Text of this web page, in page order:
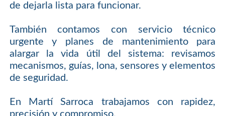
de dejarla lista para funcionar.
También contamos con servicio técnico
urgente y planes de mantenimiento para
alargar la vida útil del sistema: revisamos
mecanismos, guías, lona, sensores y elementos
de seguridad.
En Martí Sarroca trabajamos con rapidez,